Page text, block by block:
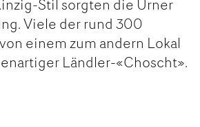
Stil sorgten die Urner
Viele der rund 300
einem zum andern Lokal
Ländler-«Choscht».